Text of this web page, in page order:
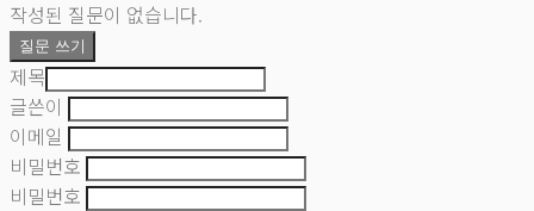
작성된 질문이 없습니다.
질문 쓰기
제목
글쓴이
이메일
비밀번호
비밀번호